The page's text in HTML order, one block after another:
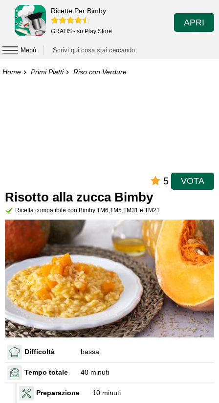
Ricette Per Bimby
GRATIS - su Play Store
APRI
Menù
Home Primi Piatti Riso con Verdure
5 VOTA
Risotto alla zucca Bimby
Ricetta compatibile con Bimby TM6,TM5,TM31 e TM21
Difficoltà bassa
Tempo totale 40 minuti
Preparazione 10 minuti